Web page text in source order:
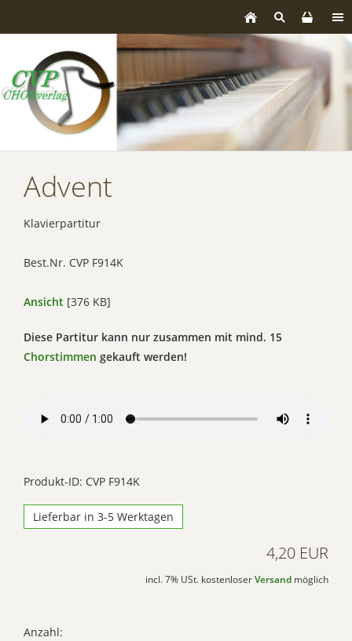
Advent
Klavierpartitur
Best.Nr. CVP F914K
Ansicht [376 KB]
Diese Partitur kann nur zusammen mit mind. 15
Chorstimmen gekauft werden!
Produkt-ID: CVP F914K
Lieferbar in 3-5 Werktagen
4,20 EUR
incl. 7% USt. kostenloser Versand möglich
Anzahl: